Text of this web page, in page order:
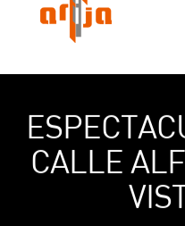
CALLE